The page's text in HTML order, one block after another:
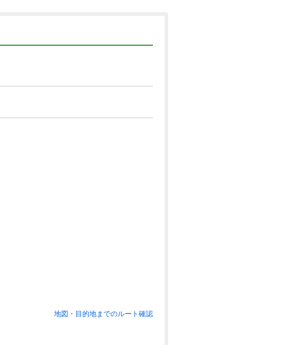
地図・目的地までのルート確認